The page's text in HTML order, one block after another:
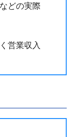
どの実際
営業収入